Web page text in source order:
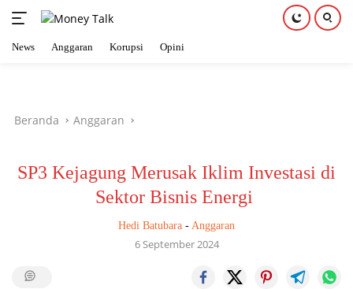
News Anggaran Korupsi Opini
Beranda Anggaran
SP3 Kejagung Merusak Iklim Investasi di
Sektor Bisnis Energi
Hedi Batubara - Anggaran
6 September 2024